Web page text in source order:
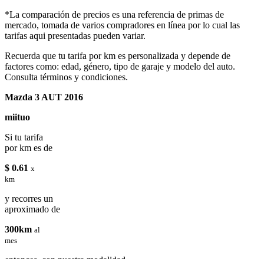
*La comparación de precios es una referencia de primas de
mercado, tomada de varios compradores en línea por lo cual las
tarifas aqui presentadas pueden variar.
Recuerda que tu tarifa por km es personalizada y depende de
factores como: edad, género, tipo de garaje y modelo del auto.
Consulta términos y condiciones.
Mazda 3 AUT 2016
miituo
Si tu tarifa
por km es de
$ 0.61 x
km
y recorres un
aproximado de
300km al
mes